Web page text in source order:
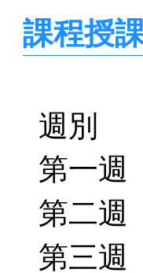
課程授
週
第一
第二
第三